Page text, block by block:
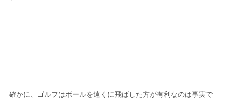
確かに、ゴルフはボールを遠くに飛ばした方が有利なのは事実で